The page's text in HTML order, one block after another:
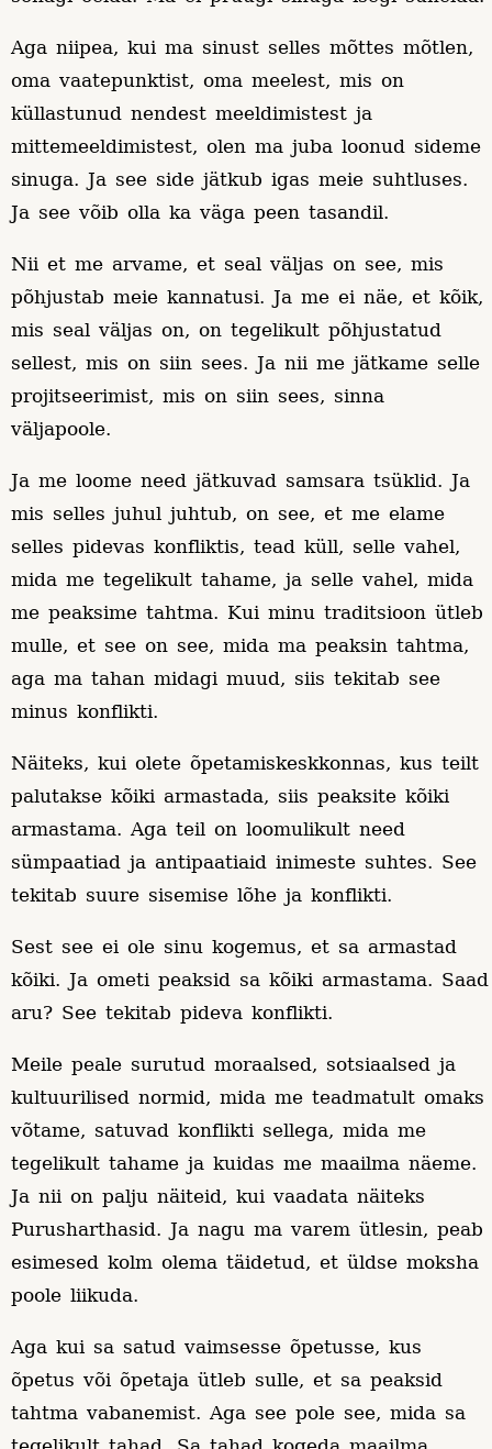
Aga niipea, kui ma sinust selles mõttes mõtlen,
oma vaatepunktist, oma meelest, mis on
küllastunud nendest meeldimistest ja
mittemeeldimistest, olen ma juba loonud sideme
sinuga. Ja see side jätkub igas meie suhtluses.
Ja see võib olla ka väga peen tasandil.
Nii et me arvame, et seal väljas on see, mis
põhjustab meie kannatusi. Ja me ei näe, et kõik,
mis seal väljas on, on tegelikult põhjustatud
sellest, mis on siin sees. Ja nii me jätkame selle
projitseerimist, mis on siin sees, sinna
väljapoole.
Ja me loome need jätkuvad samsara tsüklid. Ja
mis selles juhul juhtub, on see, et me elame
selles pidevas konfliktis, tead küll, selle vahel,
mida me tegelikult tahame, ja selle vahel, mida
me peaksime tahtma. Kui minu traditsioon ütleb
mulle, et see on see, mida ma peaksin tahtma,
aga ma tahan midagi muud, siis tekitab see
minus konflikti.
Näiteks, kui olete õpetamiskeskkonnas, kus teilt
palutakse kõiki armastada, siis peaksite kõiki
armastama. Aga teil on loomulikult need
sümpaatiad ja antipaatiaid inimeste suhtes. See
tekitab suure sisemise lõhe ja konflikti.
Sest see ei ole sinu kogemus, et sa armastad
kõiki. Ja ometi peaksid sa kõiki armastama. Saad
aru? See tekitab pideva konflikti.
Meile peale surutud moraalsed, sotsiaalsed ja
kultuurilised normid, mida me teadmatult omaks
võtame, satuvad konflikti sellega, mida me
tegelikult tahame ja kuidas me maailma näeme.
Ja nii on palju näiteid, kui vaadata näiteks
Purusharthasid. Ja nagu ma varem ütlesin, peab
esimesed kolm olema täidetud, et üldse moksha
poole liikuda.
Aga kui sa satud vaimsesse õpetusse, kus
õpetus või õpetaja ütleb sulle, et sa peaksid
tahtma vabanemist. Aga see pole see, mida sa